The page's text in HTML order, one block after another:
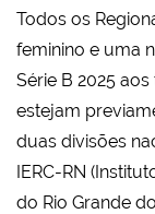
Todos os
feminino e uma
Série B 2025
estejam
duas divisões
IERC-RN
do Rio Grande